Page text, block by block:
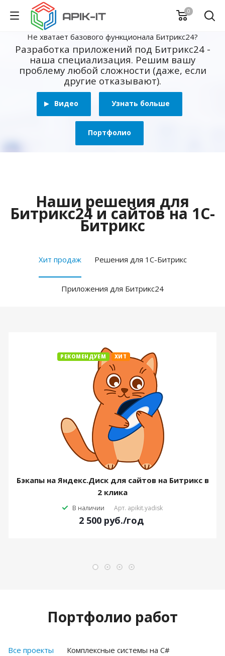
0
Не хватает базового функционала Битрикс24?
Разработка приложений под Битрикс24 -
наша специализация. Решим вашу
проблему любой сложности (даже, если
другие отказывают).
Видео Узнать больше
Портфолио
Наши решения для
Битрикс24 и сайтов на 1С-
Битрикс
Хит продаж Решения для 1С-Битрикс
Приложения для Битрикс24
РЕКОМЕНДУЕМ ХИТ
Бэкапы на Яндекс.Диск для сайтов на Битрикс в
2 клика
В наличии Арт. apikit.yadisk
2 500 руб./год
Портфолио работ
Все проекты Комплексные системы на C#